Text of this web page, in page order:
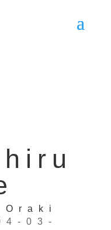
Oraki
03-